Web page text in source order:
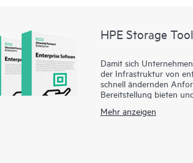
HPE Storage
Damit sich
der Infrastruktur von
schnell ändernden
Bereitstellung bieten
Entwicklern und dem
Verwaltung wie das
Blueprints zum
Mehr anzeigen